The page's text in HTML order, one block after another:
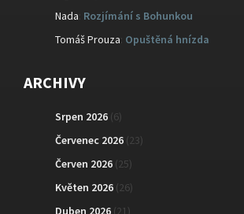
Nada: Rozjímání s Bohunkou
Tomáš Prouza: Opuštěná hnízda
ARCHIVY
Srpen 2026 (6)
Červenec 2026 (23)
Červen 2026 (25)
Květen 2026 (26)
Duben 2026 (21)